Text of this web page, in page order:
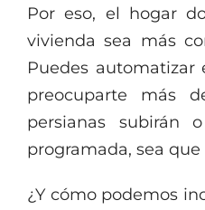
Por eso, el hogar
vivienda sea más
Puedes automatizar
preocuparte más
persianas subirán
programada, sea que
¿Y cómo podemos